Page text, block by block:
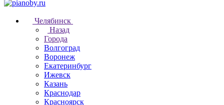
Челябинск
Назад
Города
Волгоград
Воронеж
Екатеринбург
Ижевск
Казань
Краснодар
Красноярск